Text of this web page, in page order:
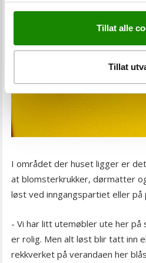
Tillat alle
Tillat
I området der huset ligger er
at blomsterkrukker, dørmatter
løst ved inngangspartiet eller på
- Vi har litt utemøbler ute her
er rolig. Men alt løst blir tatt inn
rekkverket på verandaen her